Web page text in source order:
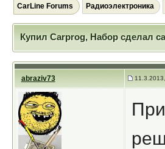
CarLine Forums Радиоэлектроника
Купил Carprog, Набор сделал
abraziv73